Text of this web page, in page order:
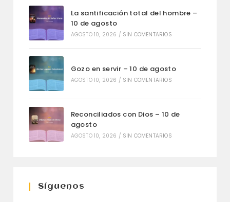
La santificación total del hombre –
10 de agosto
AGOSTO 10, 2026 / SIN COMENTARIOS
Gozo en servir – 10 de agosto
AGOSTO 10, 2026 / SIN COMENTARIOS
Reconciliados con Dios – 10 de
agosto
AGOSTO 10, 2026 / SIN COMENTARIOS
Síguenos